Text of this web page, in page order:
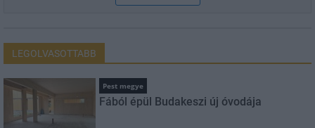
LEGOLVASOTTABB
Pest megye
Fából épül Budakeszi új óvodája